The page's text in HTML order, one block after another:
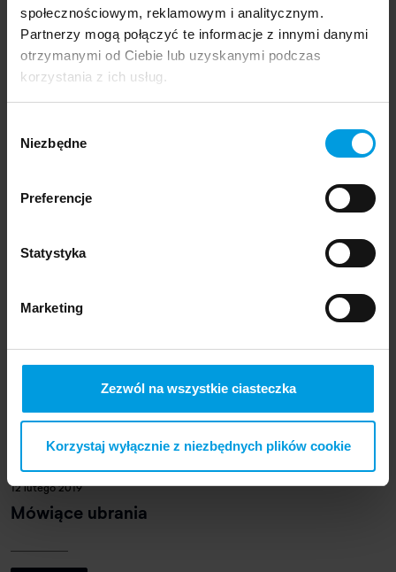
społecznościowym, reklamowym i analitycznym.
Partnerzy mogą połączyć te informacje z innymi danymi
otrzymanymi od Ciebie lub uzyskanymi podczas
korzystania z ich usług.
zgody
Niezbędne
Preferencje
Statystyka
Marketing
Zezwól na wszystkie ciasteczka
Korzystaj wyłącznie z niezbędnych plików cookie
Graduation 6 Eventy i wystawy Nasze projekty
Honza Zamojski ze School of Form w albumie
„101 polskich artystów współczesnych”
19 lutego 2019
12 lutego 2019
Mówiące ubrania